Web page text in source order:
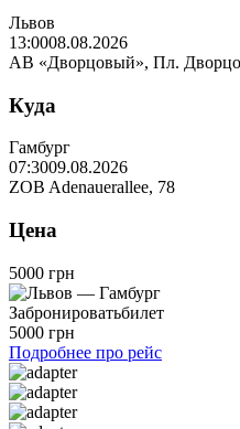
Львов
13:0008.08.2026
АВ «Дворцовый», Пл.
Куда
Гамбург
07:3009.08.2026
ZOB Adenauerallee, 78
Цена
5000 грн
Забронироватьбилет
5000 грн
Подробнее про рейс